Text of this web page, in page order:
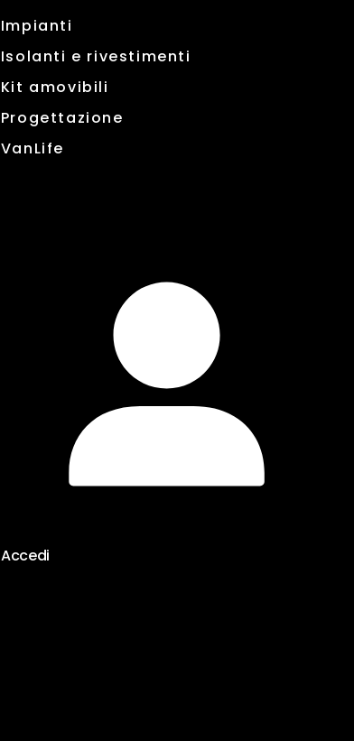
Impianti
Isolanti e rivestimenti
Kit amovibili
Progettazione
VanLife
Accedi